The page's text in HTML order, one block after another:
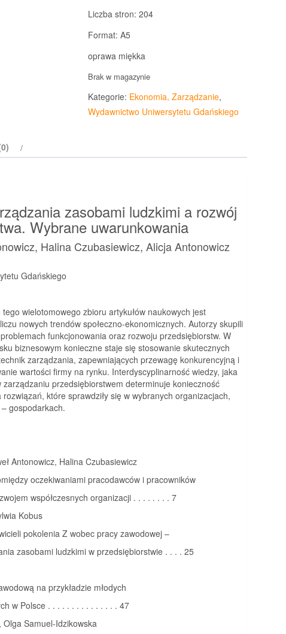
Liczba stron: 204
Format: A5
oprawa miękka
Brak w magazynie
Kategorie: Ekonomia, Zarządzanie,
Wydawnictwo Uniwersytetu Gdańskiego
zasobami ludzkimi a rozwój
Wybrane uwarunkowania
Halina Czubasiewicz, Alicja Antonowicz
Gdańskiego
wielotomowego zbioru artykułów naukowych jest
nowych trendów społeczno-ekonomicznych. Autorzy skupili
funkcjonowania oraz rozwoju przedsiębiorstw. W
biznesowym konieczne staje się stosowanie skutecznych
zarządzania, zapewniających przewagę konkurencyjną i
wartości firmy na rynku. Interdyscyplinarność wiedzy, jaka
zarządzaniu przedsiębiorstwem determinuje konieczność
rozwiązań, które sprawdziły się w wybranych organizacjach,
gospodarkach.
Antonowicz, Halina Czubasiewicz
oczekiwaniami pracodawców i pracowników
współczesnych organizacji . . . . . . . . 7
Kobus
pokolenia Z wobec pracy zawodowej –
zasobami ludzkimi w przedsiębiorstwie . . . . 25
na przykładzie młodych
w Polsce . . . . . . . . . . . . . . . 47
Olga Samuel-Idzikowska